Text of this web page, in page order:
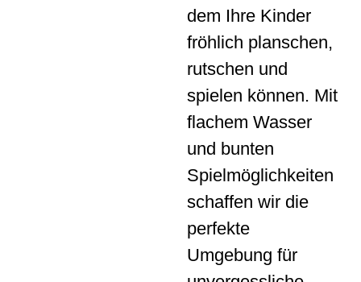
dem Ihre Kinder
fröhlich planschen,
rutschen und
spielen können. Mit
flachem Wasser
und bunten
Spielmöglichkeiten
schaffen wir die
perfekte
Umgebung für